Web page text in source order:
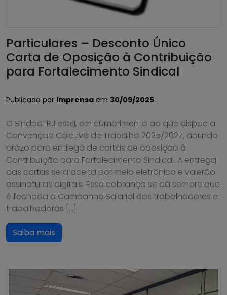
Particulares – Desconto Único
Carta de Oposição à Contribuição
para Fortalecimento Sindical
Publicado por Imprensa em 30/09/2025.
O Sindpd-RJ está, em cumprimento ao que dispõe a
Convenção Coletiva de Trabalho 2025/2027, abrindo
prazo para entrega de cartas de oposição à
Contribuição para Fortalecimento Sindical. A entrega
das cartas será aceita por meio eletrônico e valerão
assinaturas digitais. Essa cobrança se dá sempre que
é fechada a Campanha Salarial dos trabalhadores e
trabalhadoras […]
Saiba mais